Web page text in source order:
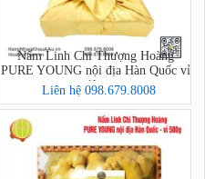
Nấm Linh Chi Thượng Hoàng
PURE YOUNG nội địa Hàn Quốc vỉ
1kg
Liên hệ 098.679.8008